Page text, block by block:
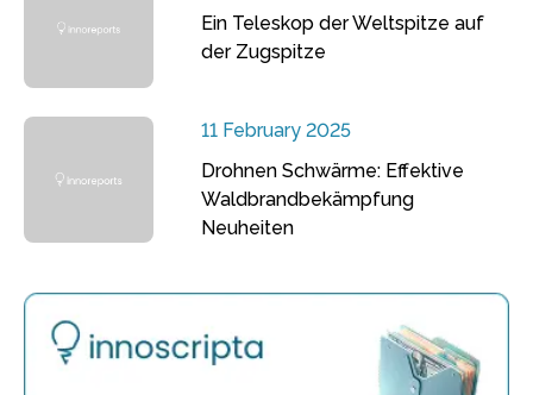
Ein Teleskop der Weltspitze auf
der Zugspitze
11 February 2025
Drohnen Schwärme: Effektive
Waldbrandbekämpfung
Neuheiten